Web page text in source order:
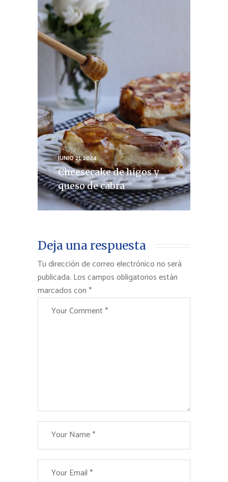
JUNIO 21, 2024
Cheesecake de higos y
queso de cabra
Deja una respuesta
Tu dirección de correo electrónico no será
publicada. Los campos obligatorios están
marcados con *